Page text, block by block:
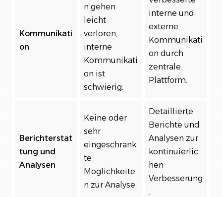
Kommunikati
on
n gehen
leicht
verloren,
interne
Kommunikati
on ist
schwierig.
interne und
externe
Kommunikati
on durch
zentrale
Plattform.
Berichterstat
tung und
Analysen
Keine oder
sehr
eingeschränk
te
Möglichkeite
n zur Analyse.
Detaillierte
Berichte und
Analysen zur
kontinuierlic
hen
Verbesserung
.